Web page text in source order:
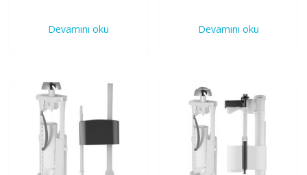
Devamını oku Devamını oku